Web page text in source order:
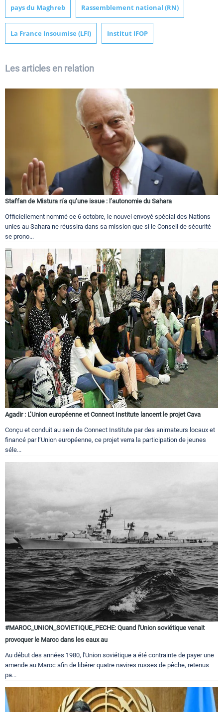
pays du Maghreb Rassemblement national (RN)
La France Insoumise (LFI) Institut IFOP
Les articles en relation
Staffan de Mistura n’a qu’une issue : l’autonomie du Sahara
Officiellement nommé ce 6 octobre, le nouvel envoyé spécial des Nations
unies au Sahara ne réussira dans sa mission que si le Conseil de sécurité
se prono...
Agadir : L’Union européenne et Connect Institute lancent le projet Cava
Conçu et conduit au sein de Connect Institute par des animateurs locaux et
financé par l’Union européenne, ce projet verra la participation de jeunes
séle...
#MAROC_UNION_SOVIETIQUE_PECHE: Quand l'Union soviétique venait
provoquer le Maroc dans les eaux au
Au début des années 1980, l'Union soviétique a été contrainte de payer une
amende au Maroc afin de libérer quatre navires russes de pêche, retenus
pa...